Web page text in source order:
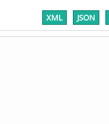
XML JSON